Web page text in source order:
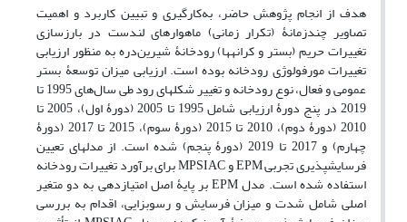
هدف از انجام پژوهش حاضر، به‌کارگیری و تبیین کاربرد و اهمیت
تصاویر چندزمانۀ (تکرار زمانی) ماهواره‏ای لندست در بارزسازی
تغییرات حریم (بستر و کرانه‏ها) رودخانۀ شیرین‌دره به منظور ارزیابی
تغییرات مورفولوژی رودخانه بوده است. ارزیابی میزان توسعۀ بستر
عمومی و فعال، نوع رودخانه و تغییر شکل‏های رود طی سال‌های 1995 تا
2019 در پنج دورۀ ارزیابی شامل 1995 تا 2005 (دورۀ اول)، 2005 تا
2010 (دورۀ دوم)، 2010 تا 2015 (دورۀ سوم)، 2015 تا 2017 (دورۀ
چهارم) و 2017 تا 2019 (دورۀ پنجم) شده است. از مدل‏های تعیین
فرسایش‏پذیری تجربی EPM و MPSIAC برای برآورد تغییرات رودخانه
استفاده شده است. مدل EPM بر پایۀ اصل امتیازدهی به دو متغیر
اصلی شامل شدت و میزان فرسایش و رسوب‏زایی، اقدام به بررسی